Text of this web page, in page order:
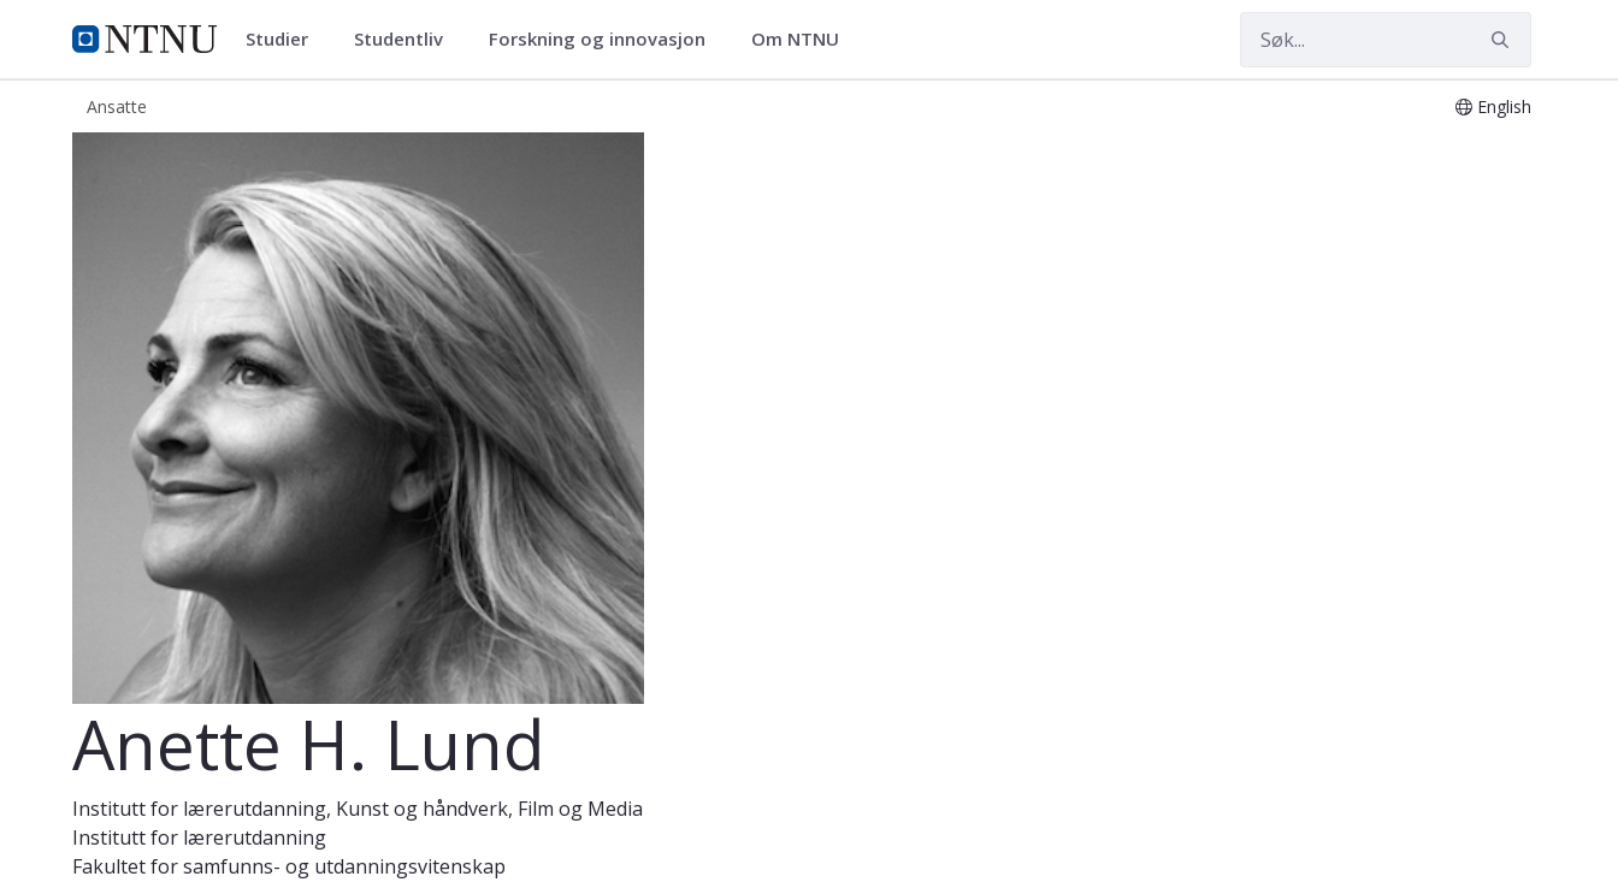
NTNU Hjemmeside
ntnu.no Studier Studentliv Forskning og innovasjon Om NTNU
Ansatte English
Anette H. Lund
Institutt for lærerutdanning, Kunst og håndverk, Film og Media
Institutt for lærerutdanning
Fakultet for samfunns- og utdanningsvitenskap